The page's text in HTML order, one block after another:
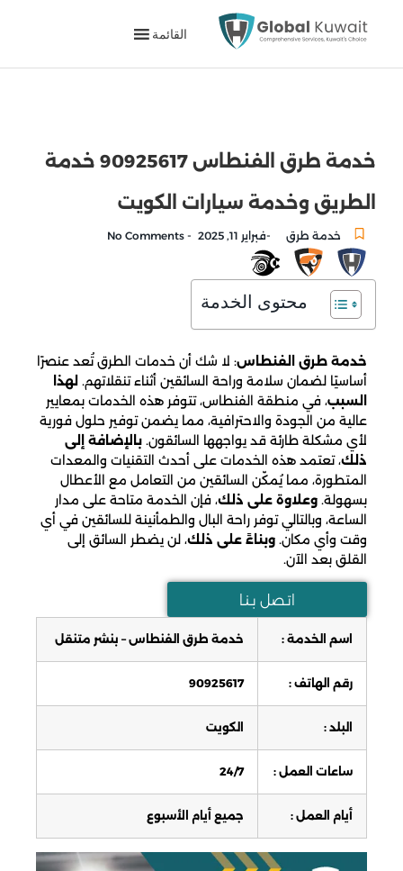
القائمة
خدمة طرق الفنطاس 90925617 خدمة
الطريق وخدمة سيارات الكويت
خدمة طرق -فبراير 11, 2025 -
محتوى الخدمة
خدمة طرق الفنطاس: لا شك أن خدمات الطرق تُعد عنصرًا
أساسيًا لضمان سلامة وراحة السائقين أثناء تنقلاتهم. لهذا
السبب، في منطقة الفنطاس، تتوفر هذه الخدمات بمعايير
عالية من الجودة والاحترافية، مما يضمن توفير حلول فورية
لأي مشكلة طارئة قد يواجهها السائقون. بالإضافة إلى
ذلك، تعتمد هذه الخدمات على أحدث التقنيات والمعدات
المتطورة، مما يُمكّن السائقين من التعامل مع الأعطال
بسهولة. وعلاوة على ذلك، فإن الخدمة متاحة على مدار
الساعة، وبالتالي توفر راحة البال والطمأنينة للسائقين في أي
وقت وأي مكان. وبناءً على ذلك، لن يضطر السائق إلى
القلق بعد الآن.
اتـصل بـنـا
اسم الخدمة : خدمة طرق الفنطاس – بنشر متنقل
رقم الهاتف : 90925617
البلد : الكويت
ساعات العمل : 24/7
أيام العمل : جميع أيام الأسبوع